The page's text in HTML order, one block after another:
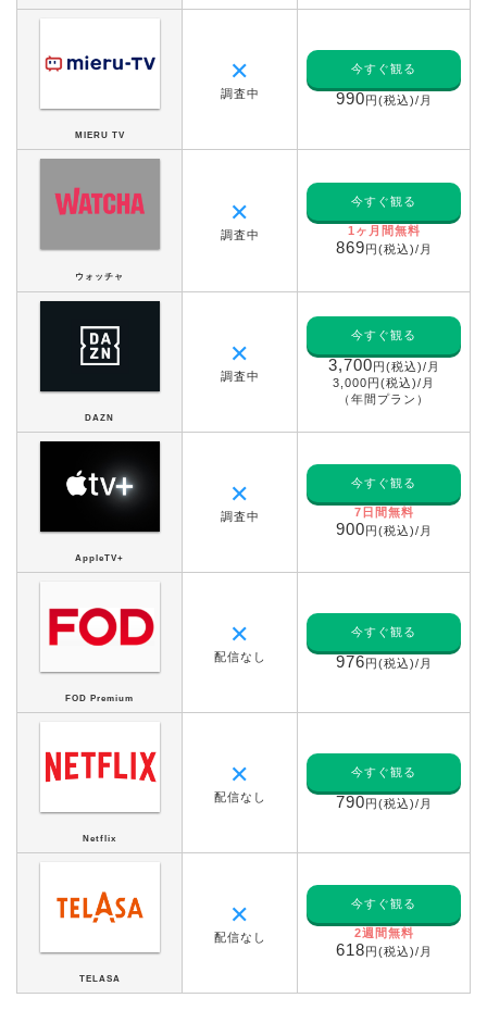
MIERU TV
✕
調査中
今すぐ観る
990 円(税込)/月
ウォッチャ
✕
調査中
今すぐ観る
1ヶ月間無料
869 円(税込)/月
DAZN
✕
調査中
今すぐ観る
3,700 円(税込)/月
3,000円(税込)/月
（年間プラン）
AppleTV+
✕
調査中
今すぐ観る
7日間無料
900 円(税込)/月
FOD Premium
✕
配信なし
今すぐ観る
976 円(税込)/月
Netflix
✕
配信なし
今すぐ観る
790 円(税込)/月
TELASA
✕
配信なし
今すぐ観る
2週間無料
618 円(税込)/月